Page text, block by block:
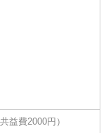
益費2000円）